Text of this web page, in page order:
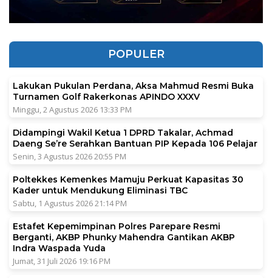
POPULER
Lakukan Pukulan Perdana, Aksa Mahmud Resmi Buka
Turnamen Golf Rakerkonas APINDO XXXV
Minggu, 2 Agustus 2026 13:33 PM
Didampingi Wakil Ketua 1 DPRD Takalar, Achmad
Daeng Se’re Serahkan Bantuan PIP Kepada 106 Pelajar
Senin, 3 Agustus 2026 20:55 PM
Poltekkes Kemenkes Mamuju Perkuat Kapasitas 30
Kader untuk Mendukung Eliminasi TBC
Sabtu, 1 Agustus 2026 21:14 PM
Estafet Kepemimpinan Polres Parepare Resmi
Berganti, AKBP Phunky Mahendra Gantikan AKBP
Indra Waspada Yuda
Jumat, 31 Juli 2026 19:16 PM